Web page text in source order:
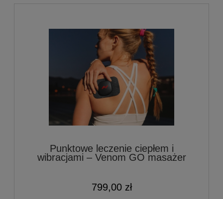
Punktowe leczenie ciepłem i
wibracjami – Venom GO masażer
799,00 zł